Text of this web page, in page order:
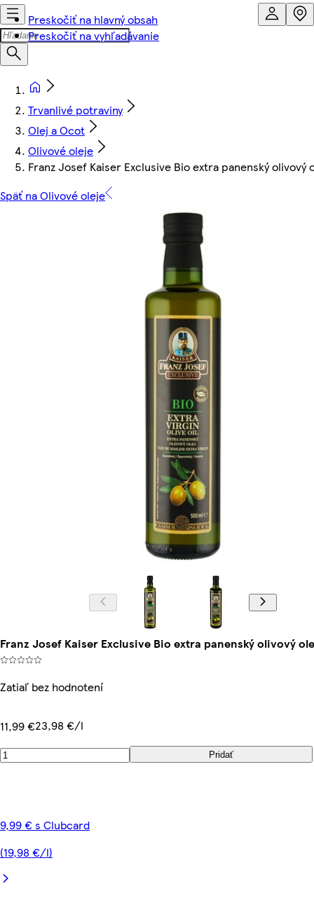
Preskočiť na hlavný obsah
Preskočiť na vyhľadávanie
Trvanlivé potraviny
Olej a Ocot
Olivové oleje
Franz Josef Kaiser Exclusive Bio extra panenský olivový
Späť na Olivové oleje
Franz Josef Kaiser Exclusive Bio extra panenský olivový
Zatiaľ bez hodnotení
11,99 €23,98 €/l
Pridať
9,99 € s Clubcard
(19,98 €/l)